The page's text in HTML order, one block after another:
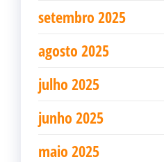
setembro 2025
agosto 2025
julho 2025
junho 2025
maio 2025